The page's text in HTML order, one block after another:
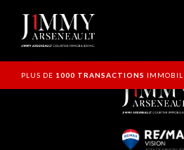
PLUS DE 1000 TRANSACTIONS